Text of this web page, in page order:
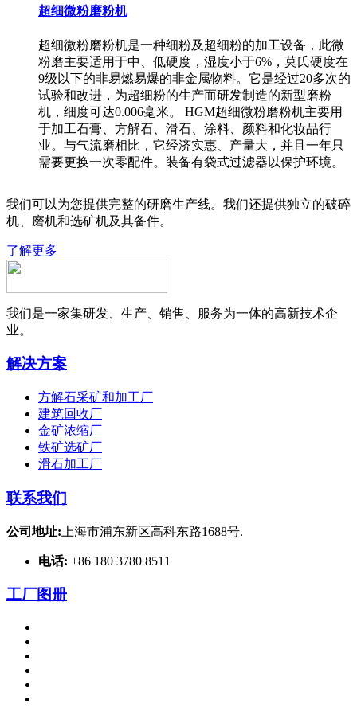
超细微粉磨粉机
超细微粉磨粉机是一种细粉及超细粉的加工设备，此微
粉磨主要适用于中、低硬度，湿度小于6%，莫氏硬度在
9级以下的非易燃易爆的非金属物料。它是经过20多次的
试验和改进，为超细粉的生产而研发制造的新型磨粉
机，细度可达0.006毫米。 HGM超细微粉磨粉机主要用
于加工石膏、方解石、滑石、涂料、颜料和化妆品行
业。与气流磨相比，它经济实惠、产量大，并且一年只
需要更换一次零配件。装备有袋式过滤器以保护环境。
我们可以为您提供完整的研磨生产线。我们还提供独立的破碎
机、磨机和选矿机及其备件。
了解更多
我们是一家集研发、生产、销售、服务为一体的高新技术企
业。
解决方案
方解石采矿和加工厂
建筑回收厂
金矿浓缩厂
铁矿选矿厂
滑石加工厂
联系我们
公司地址: 上海市浦东新区高科东路1688号.
电话: +86 180 3780 8511
工厂图册